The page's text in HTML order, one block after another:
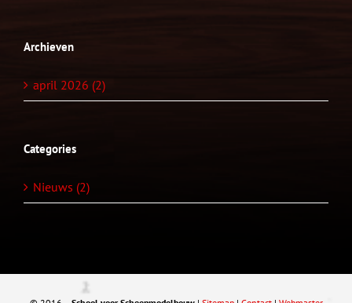
Archieven
april 2026 (2)
Categories
Nieuws (2)